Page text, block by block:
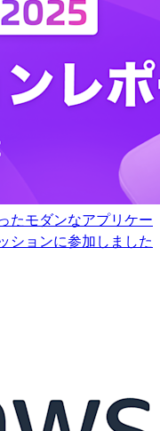
たモダンなアプリケー
ションに参加しました